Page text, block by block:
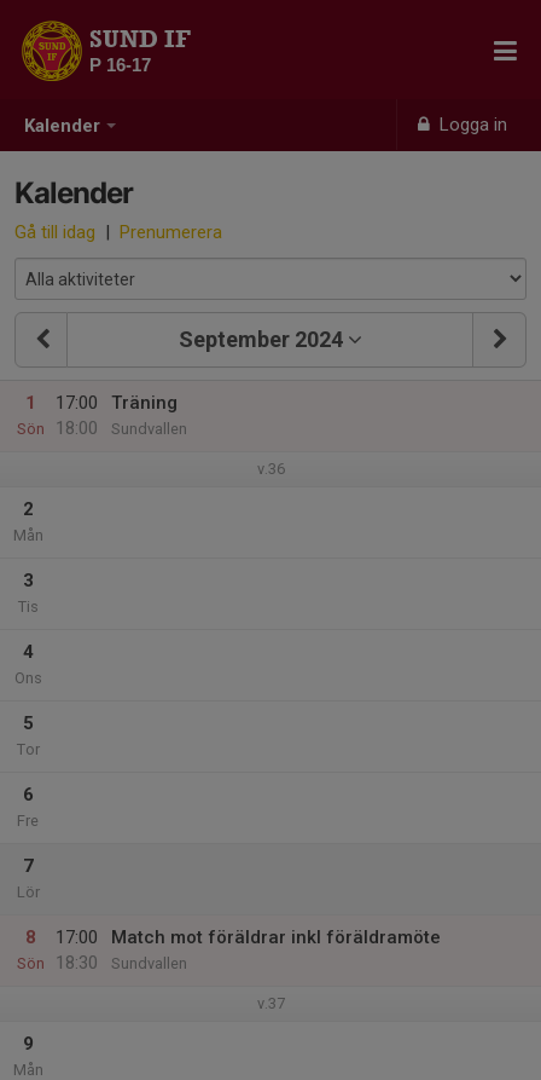
Kalender Logga in
SUND IF
P 16-17
Kalender
Gå till idag | Prenumerera
September 2024
1
Sön
17:00
18:00
Träning
Sundvallen
v.36
2
Mån
3
Tis
4
Ons
5
Tor
6
Fre
7
Lör
8
Sön
17:00
18:30
Match mot föräldrar inkl föräldramöte
Sundvallen
v.37
9
Mån